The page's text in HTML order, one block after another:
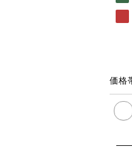
価格